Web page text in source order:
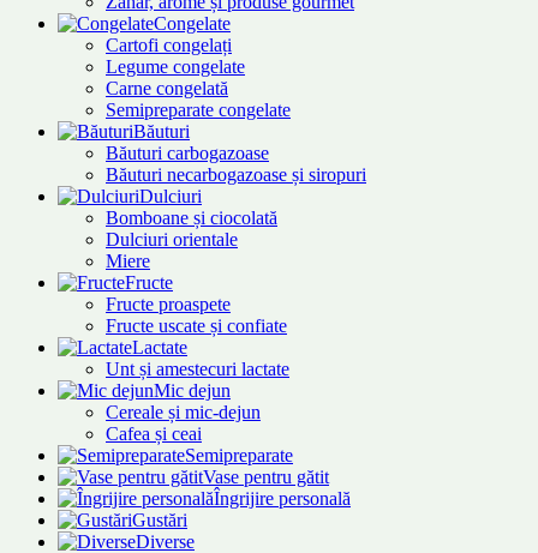
Congelate
Cartofi congelați
Legume congelate
Carne congelată
Semipreparate congelate
Băuturi
Băuturi carbogazoase
Băuturi necarbogazoase și siropuri
Dulciuri
Bomboane și ciocolată
Dulciuri orientale
Miere
Fructe
Fructe proaspete
Fructe uscate și confiate
Lactate
Unt și amestecuri lactate
Mic dejun
Cereale și mic-dejun
Cafea și ceai
Semipreparate
Vase pentru gătit
Îngrijire personală
Gustări
Diverse